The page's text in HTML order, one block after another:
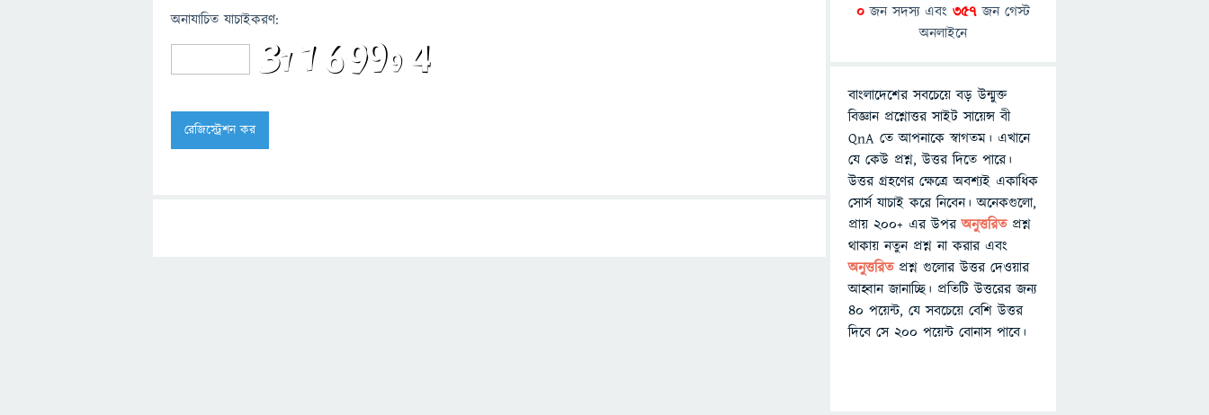
অনাযাচিত যাচাইকরণ: 0 জন সদস্য এবং 357 জন গেস্ট
অনলাইনে
বাংলাদেশের সবচেয়ে বড় উন্মুক্ত
বিজ্ঞান প্রশ্নোত্তর সাইট সায়েন্স বী
QnA তে আপনাকে স্বাগতম। এখানে
যে কেউ প্রশ্ন, উত্তর দিতে পারে।
উত্তর গ্রহণের ক্ষেত্রে অবশ্যই একাধিক
সোর্স যাচাই করে নিবেন। অনেকগুলো,
প্রায় ২০০+ এর উপরঅনুত্তরিতপ্রশ্ন
থাকায় নতুন প্রশ্ন না করার এবং
অনুত্তরিত প্রশ্ন গুলোর উত্তর দেওয়ার
আহ্বান জানাচ্ছি। প্রতিটি উত্তরের জন্য
৪০ পয়েন্ট, যে সবচেয়ে বেশি উত্তর
দিবে সে ২০০ পয়েন্ট বোনাস পাবে।